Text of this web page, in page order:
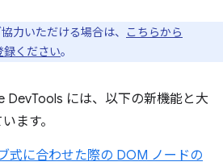
力いただける場合は、
こちらから
ください。
DevTools には、以下の新機能と大
ます。
式に合わせた際の DOM ノードの